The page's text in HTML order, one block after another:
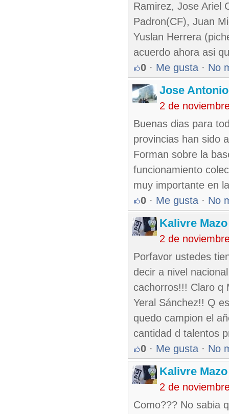
Ramirez, Jose Ariel
Padron(CF), Juan
Yuslan Herrera
acuerdo ahora asi
0 · Me gusta · No
Jose
2 de
Buenas dias para
provincias han sido
Forman sobre la
funcionamiento
muy importante en
0 · Me gusta · No
Kalivre
2 de
Porfavor ustedes
decir a nivel
cachorros!!! Claro q
Yeral Sánchez!! Q
quedo campion el
cantidad d talentos
0 · Me gusta · No
Kalivre
2 de
Como??? No sabia